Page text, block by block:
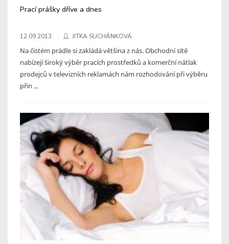
Prací prášky dříve a dnes
12.09.2013 JITKA SUCHÁNKOVÁ
Na čistém prádle si zakládá většina z nás. Obchodní sítě
nabízejí široký výběr pracích prostředků a komerční nátlak
prodejců v televizních reklamách nám rozhodování při výběru
přin ...